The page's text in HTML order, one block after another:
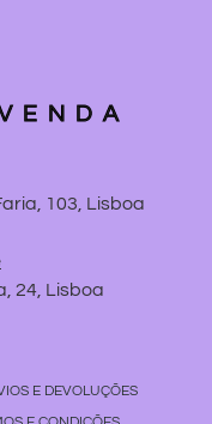
103, Lisboa
24, Lisboa
E DEVOLUÇÕES